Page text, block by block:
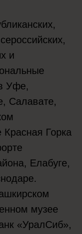
и
Уфе,
Салавате,
Красная Горка
Елабуге,
музее
«УралСиб»,